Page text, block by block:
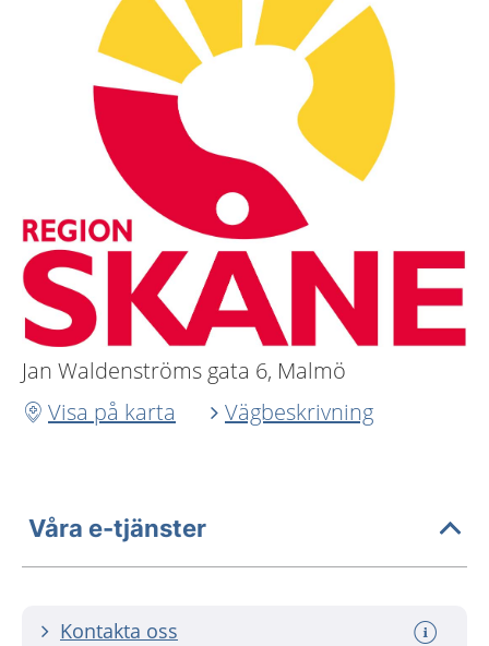
Jan Waldenströms gata 6, Malmö
Visa på karta
Vägbeskrivning
Våra e-tjänster
Kontakta oss